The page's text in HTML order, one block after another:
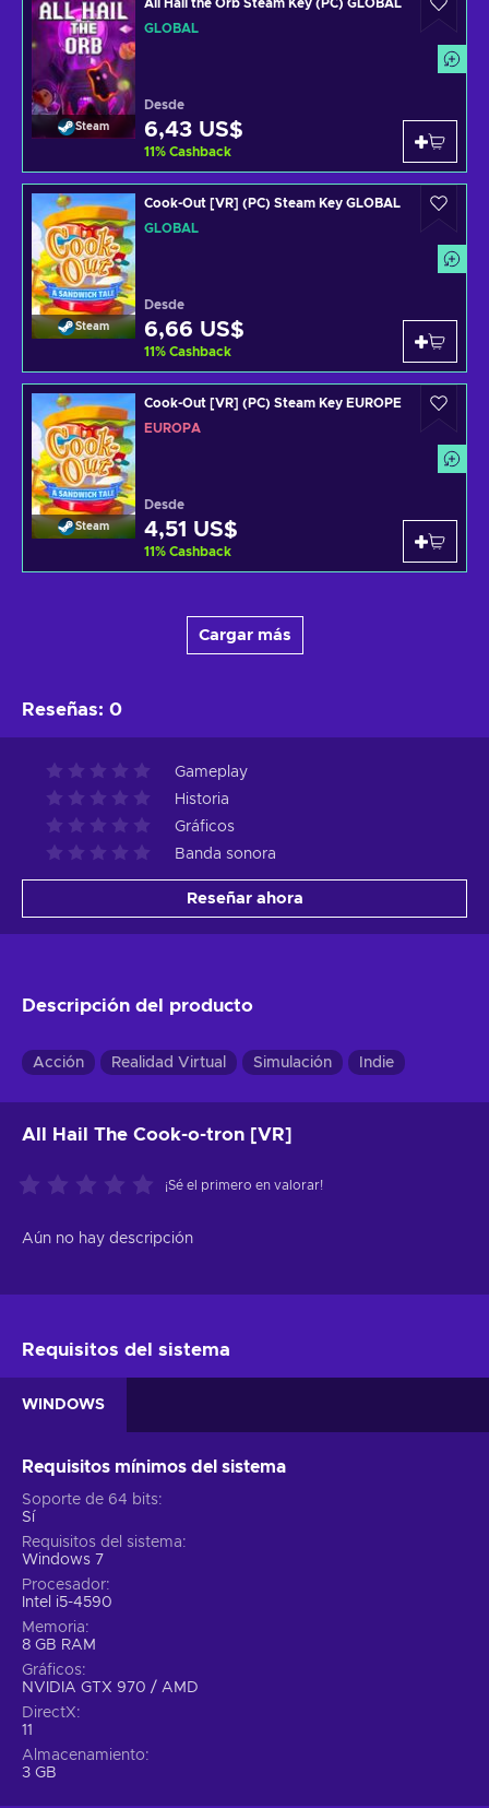
Steam
All Hail the Orb Steam Key (PC) GLOBAL
GLOBAL
Desde
6,43 US$
11% Cashback
Steam
Cook-Out [VR] (PC) Steam Key GLOBAL
GLOBAL
Desde
6,66 US$
11% Cashback
Steam
Cook-Out [VR] (PC) Steam Key EUROPE
EUROPA
Desde
4,51 US$
11% Cashback
Cargar más
Reseñas: 0
Gameplay
Historia
Gráficos
Banda sonora
Reseñar ahora
Descripción del producto
Acción Realidad Virtual Simulación Indie
All Hail The Cook-o-tron [VR]
¡Sé el primero en valorar!
Aún no hay descripción
Requisitos del sistema
WINDOWS
Requisitos mínimos del sistema
Soporte de 64 bits
Sí
Requisitos del sistema
Windows 7
Procesador
Intel i5-4590
Memoria
8 GB RAM
Gráficos
NVIDIA GTX 970 / AMD
DirectX
11
Almacenamiento
3 GB